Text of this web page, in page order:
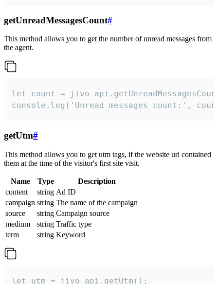
getUnreadMessagesCount#
This method allows you to get the number of unread messages from
the agent.
let count =
console.log('Unread messages count:',
getUtm#
This method allows you to get utm tags, if the website url contained
them at the time of the visitor's first site visit.
Name Type
Description
content
string Ad ID
campaign string The name of the campaign
source
string Campaign source
medium
string Traffic type
term
string Keyword
let utm = jivo_api.getUtm();